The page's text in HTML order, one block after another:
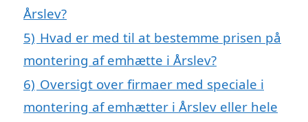
Årslev?
5) Hvad er med til at bestemme prisen på
montering af emhætte i Årslev?
6) Oversigt over firmaer med speciale i
montering af emhætter i Årslev eller hele